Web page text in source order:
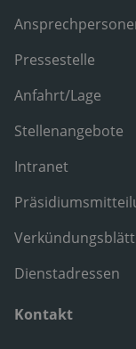
Pressestelle
Anfahrt/Lage
Stellenangebote
Intranet
Dienstadressen
Kontakt